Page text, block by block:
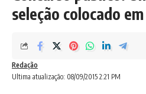
seleção colocado
Ultima atualização: 08/09/2015 2:21 PM
Redação